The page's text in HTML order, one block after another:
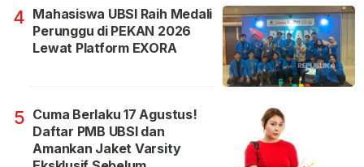
4 Mahasiswa UBSI Raih Medali
Perunggu di PEKAN 2026
Lewat Platform EXORA
5 Cuma Berlaku 17 Agustus!
Daftar PMB UBSI dan
Amankan Jaket Varsity